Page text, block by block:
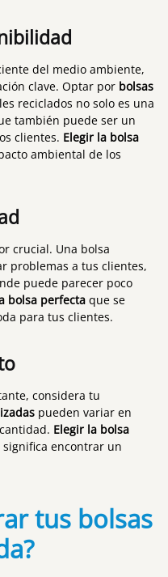
del medio ambiente,
clave. Optar por bolsas
reciclados no solo es una
también puede ser un
clientes. Elegir la bolsa
ambiental de los
crucial. Una bolsa
problemas a tus clientes,
puede parecer poco
bolsa perfecta que se
para tus clientes.
considera tu
pueden variar en
Elegir la bolsa
encontrar un
tus bolsas